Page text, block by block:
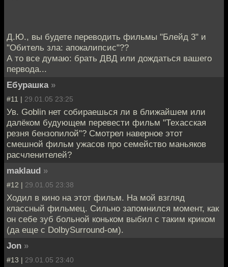
Д.Ю., вы будете переводить фильмы "Блейд 3" и
"Обитель зла: апокалипсис"??
А то все думаю: брать ДВД или дождаться вашего
первода...
Ебурашка »
#11 | 29.01.05 23:25
Ув. Goblin нет собираешься ли в ближайшем или
далёком будующем перевести фильм "Техасская
резня бензопилой"? Смотрел наверное этот
смешной фильм ужасов про семейство маньяков
расчленителей?
maklaud »
#12 | 29.01.05 23:38
Ходил в кино на этот фильм. На мой взгляд
классный фильмец. Сильно запомнился момент, как
он себе зуб больной коньком выбил с таким криком
(да еще с DolbySurround-ом).
Jon »
#13 | 29.01.05 23:40